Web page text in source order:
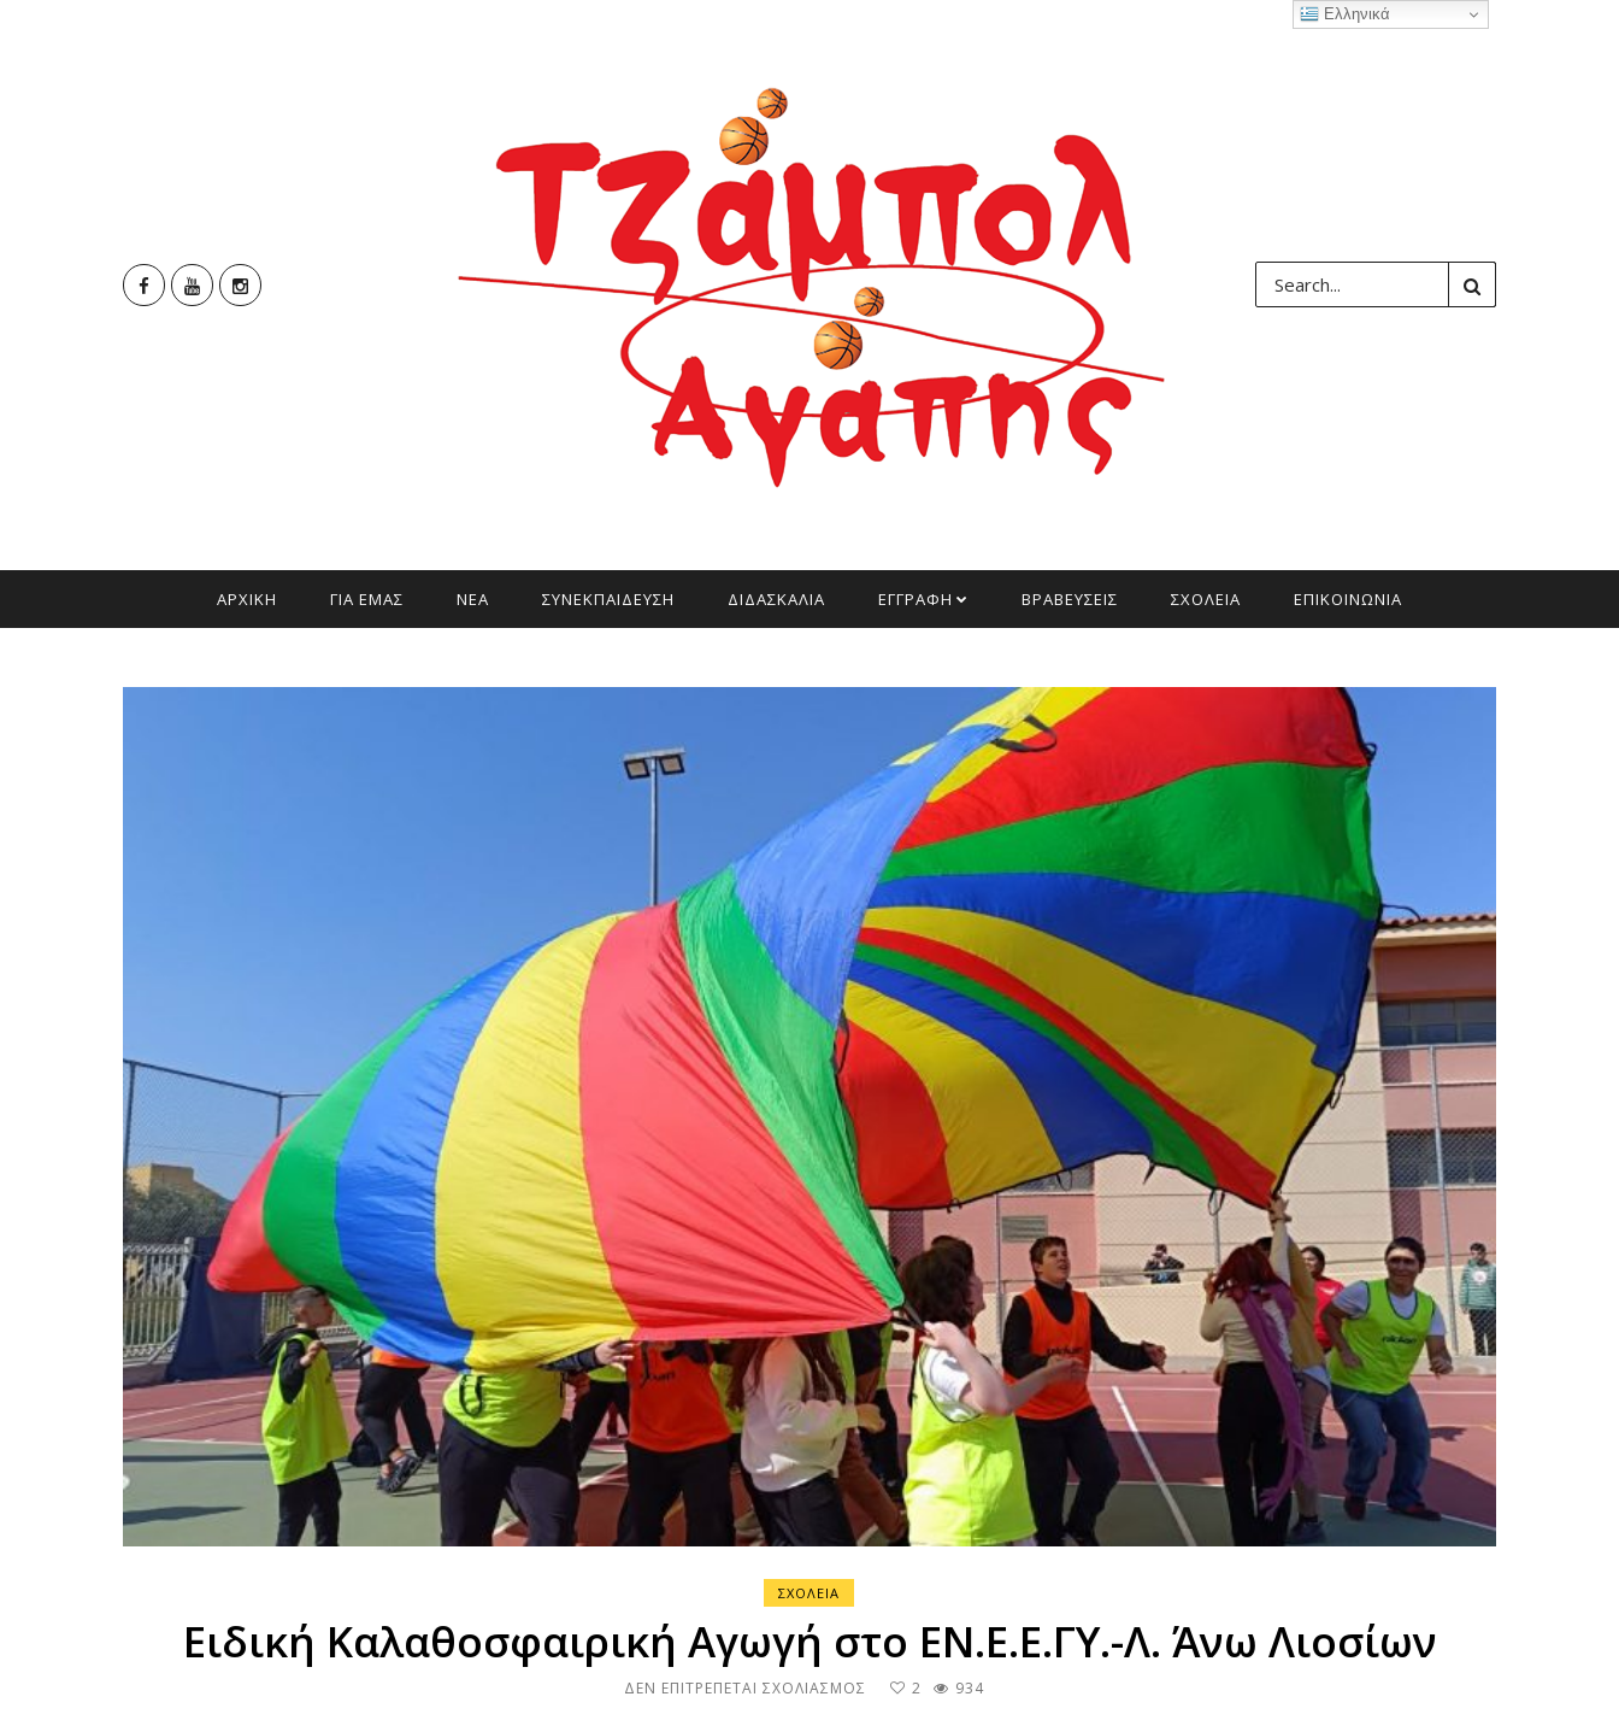
ΑΡΧΙΚΗ ΓΙΑ ΕΜΑΣ ΝΕΑ ΣΥΝΕΚΠΑΙΔΕΥΣΗ ΔΙΔΑΣΚΑΛΙΑ ΕΓΓΡΑΦΗ ΒΡΑΒΕΥΣΕΙΣ ΣΧΟΛΕΙΑ ΕΠΙΚΟΙΝΩΝΙΑ
ΣΧΟΛΕΙΑ
Ειδική Καλαθοσφαιρική Αγωγή στο ΕΝ.Ε.Ε.ΓΥ.-Λ. Άνω Λιοσίων
ΔΕΝ ΕΠΙΤΡΈΠΕΤΑΙ ΣΧΟΛΙΑΣΜΌΣ ΣΤΟ
2 934
Ελληνικά